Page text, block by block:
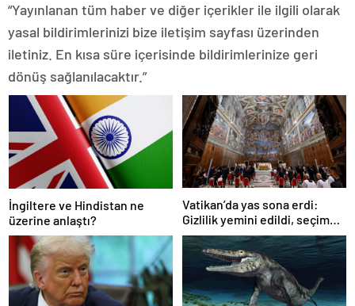
“Yayınlanan tüm haber ve diğer içerikler ile ilgili olarak
yasal bildirimlerinizi bize iletişim sayfası üzerinden
iletiniz. En kısa süre içerisinde bildirimlerinize geri
dönüş sağlanılacaktır.”
İngiltere ve Hindistan ne
üzerine anlaştı?
Vatikan’da yas sona erdi:
Gizlilik yemini edildi, seçim
başlıyor